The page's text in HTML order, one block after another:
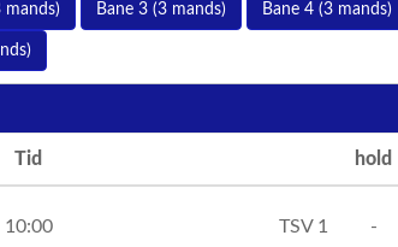
mands) Bane 3 (3 mands) Bane 4 (3 mands)
Tid hold
10:00 TSV 1 -